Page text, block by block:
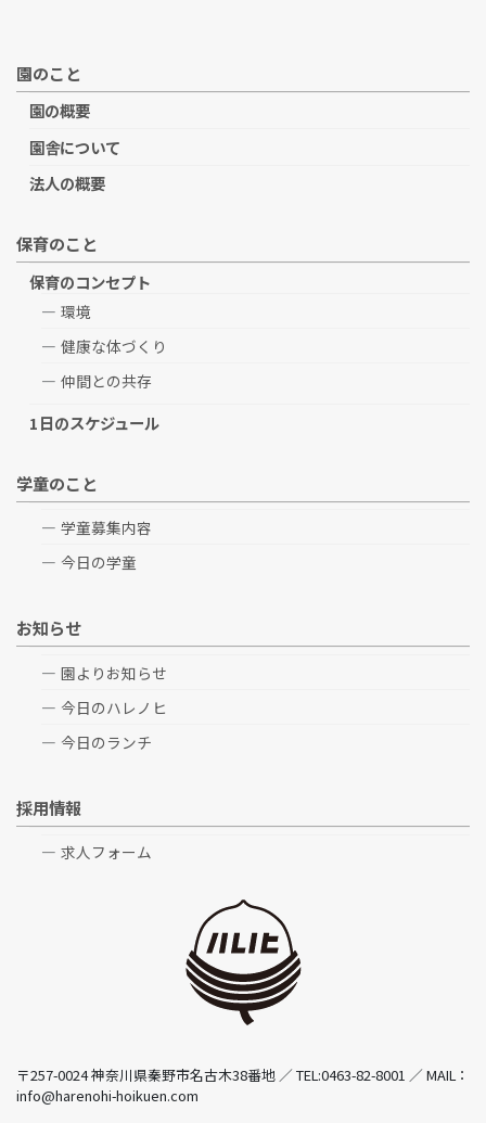
園のこと
園の概要
園舎について
法人の概要
保育のこと
保育のコンセプト
環境
健康な体づくり
仲間との共存
1日のスケジュール
学童のこと
学童募集内容
今日の学童
お知らせ
園よりお知らせ
今日のハレノヒ
今日のランチ
採用情報
求人フォーム
〒257-0024 神奈川県秦野市名古木38番地 ／ TEL:0463-82-8001 ／ MAIL：
info@harenohi-hoikuen.com